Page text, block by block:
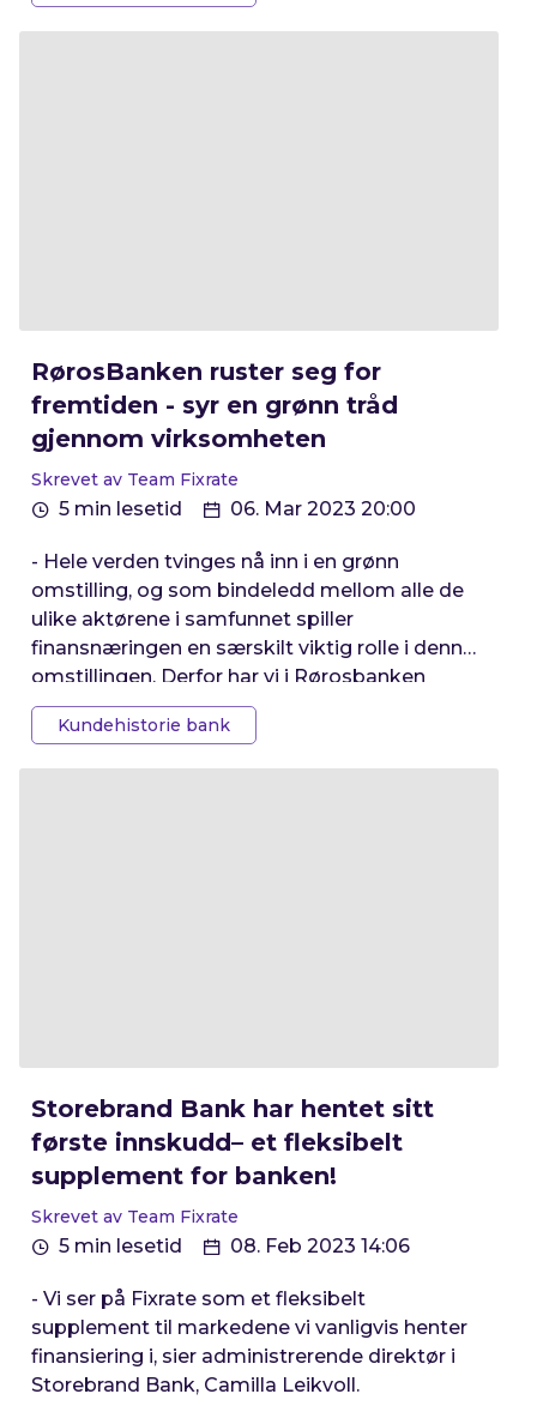
RørosBanken ruster seg for
fremtiden - syr en grønn tråd
gjennom virksomheten
Skrevet av Team Fixrate
5 min lesetid 06. Mar 2023 20:00
- Hele verden tvinges nå inn i en grønn
omstilling, og som bindeledd mellom alle de
ulike aktørene i samfunnet spiller
finansnæringen en særskilt viktig rolle i denne
omstillingen. Derfor har vi i Rørosbanken
utarbeidet en ny strategi hvor vi har vevd inn
fokuset på bankens ESG som en solid grønn
tråd gjennom alle deler av virksomheten,
Kundehistorie bank
Storebrand Bank har hentet sitt
første innskudd– et fleksibelt
supplement for banken!
Skrevet av Team Fixrate
5 min lesetid 08. Feb 2023 14:06
- Vi ser på Fixrate som et fleksibelt
supplement til markedene vi vanligvis henter
finansiering i, sier administrerende direktør i
Storebrand Bank, Camilla Leikvoll.